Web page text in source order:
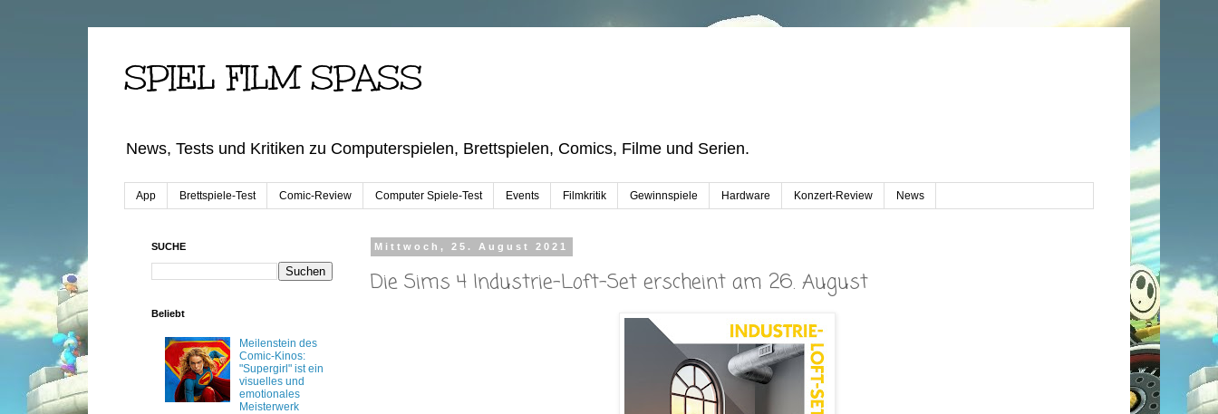
SPIEL FILM SPASS
News, Tests und Kritiken zu Computerspielen, Brettspielen, Comics, Filme und Serien.
App Brettspiele-Test Comic-Review Computer Spiele-Test Events Filmkritik Gewinnspiele Hardware Konzert-Review News
Mittwoch, 25. August 2021
Die Sims 4 Industrie-Loft-Set erscheint am 26. August
SUCHE
Beliebt
Meilenstein des
Comic-Kinos:
"Supergirl" ist ein
visuelles und
emotionales
Meisterwerk